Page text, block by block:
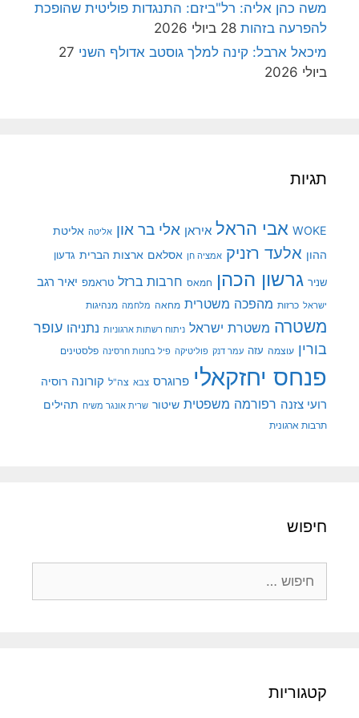
משה כהן אליה: רל"ביזם: התנגדות פוליטית שהופכת
להפרעה בזהות 28 ביולי 2026
מיכאל ארבל: קינה למלך גוסטב אדולף השני 27
ביולי 2026
תגיות
WOKE אבי הראל איראן אלי בר און אליטה אליטת
ההון אלעד רזניק אמציה חן אסלאם ארצות הברית גדעון
שניר גרשון הכהן חמאס חרבות ברזל טראמפ יאיר רגב
ישראל כרזות מהפכה משטרית מחאה מלחמה מנהיגות
משטרה משטרת ישראל ניתוח רשתות ארגוניות נתניהו עופר
בורין עוצמה עזה עמר דנק פוליטיקה פיל בחנות חרסינה פלסטינים
פנחס יחזקאלי פרוגרס צבא צה"ל קורונה רוסיה
רועי צזנה רפורמה משפטית שיטור שרית אונגר משיח תהילים
תרבות ארגונית
חיפוש
קטגוריות